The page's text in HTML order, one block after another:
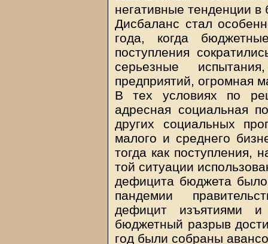
негативные тенденции в
Дисбаланс стал
года, когда
поступления
серьезные
предприятий, огромная
В тех условиях по
адресная социальная
других социальных
малого и среднего
тогда как поступления,
той ситуации
дефицита бюджета
пандемии
дефицит изъятиями
бюджетный разрыв
год были собраны